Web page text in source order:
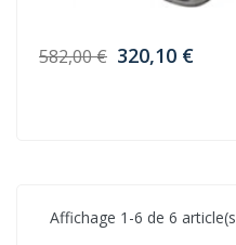
582,00 € 320,10 €
Affichage 1-6 de 6